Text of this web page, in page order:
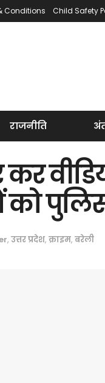
Conditions Child Safety
राजनीति
कर
को
, उत्तर प्रदेश, क्राइम, बरेली